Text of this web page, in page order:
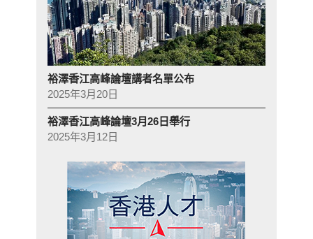
裕澤香江高峰論壇講者名單公布
2025年3月20日
裕澤香江高峰論壇3月26日舉行
2025年3月12日